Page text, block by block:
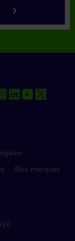
keyboard_arrow_right
Nos marques